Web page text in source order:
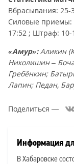
Вбрасывания: 25-
Силовые приемы:
17:52 ; Штраф: 10-
«Амур»:Аликин
Николишин –
Гребёнкин;
Лапин; Педан,
Поделиться —
новостей:
Информация
В Хабаровске